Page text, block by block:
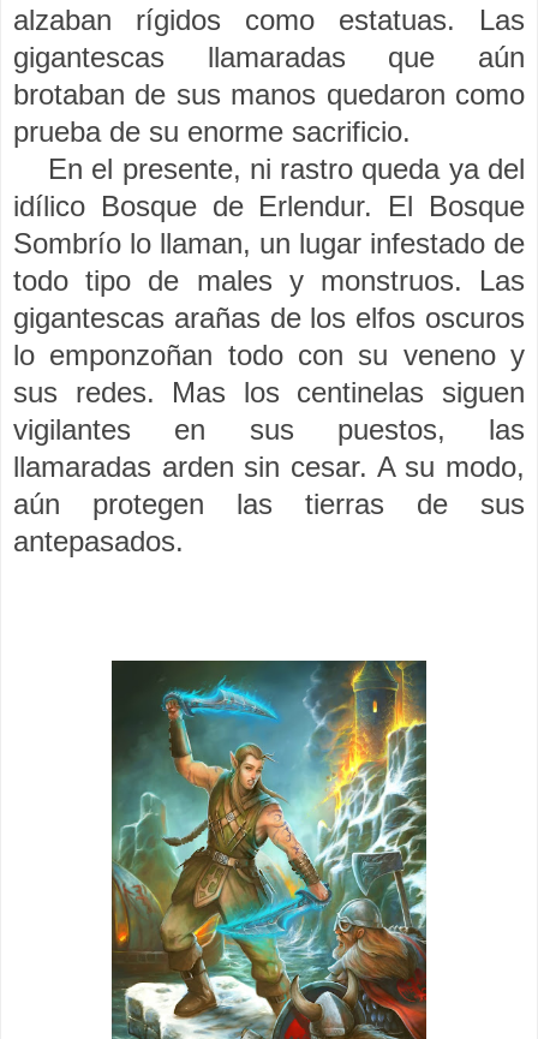
alzaban rígidos como estatuas. Las
gigantescas llamaradas que aún
brotaban de sus manos quedaron como
prueba de su enorme sacrificio.
En el presente, ni rastro queda ya del
idílico Bosque de Erlendur. El Bosque
Sombrío lo llaman, un lugar infestado de
todo tipo de males y monstruos. Las
gigantescas arañas de los elfos oscuros
lo emponzoñan todo con su veneno y
sus redes. Mas los centinelas siguen
vigilantes en sus puestos, las
llamaradas arden sin cesar. A su modo,
aún protegen las tierras de sus
antepasados.